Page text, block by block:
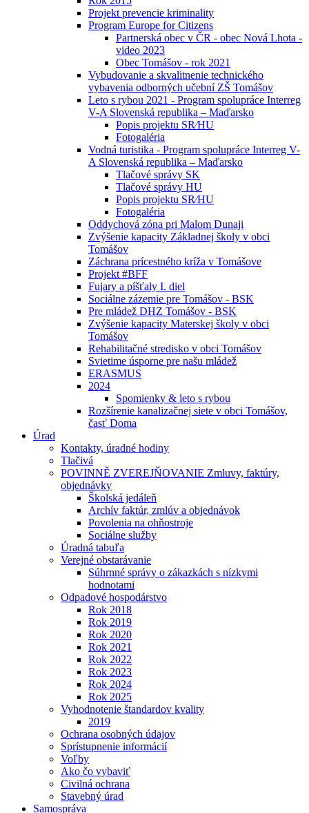
Projekt prevencie kriminality
Program Europe for Citizens
Partnerská obec v ČR - obec Nová Lhota -
video 2023
Obec Tomášov - rok 2021
Vybudovanie a skvalitnenie technického
vybavenia odborných učební ZŠ Tomášov
Leto s rybou 2021 - Program spolupráce Interreg
V-A Slovenská republika – Maďarsko
Popis projektu SR⁄HU
Fotogaléria
Vodná turistika - Program spolupráce Interreg V-
A Slovenská republika – Maďarsko
Tlačové správy SK
Tlačové správy HU
Popis projektu SR⁄HU
Fotogaléria
Oddychová zóna pri Malom Dunaji
Zvýšenie kapacity Základnej školy v obci
Tomášov
Záchrana prícestného kríža v Tomášove
Projekt #BFF
Fujary a píšťaly I. diel
Sociálne zázemie pre Tomášov - BSK
Pre mládež DHZ Tomášov - BSK
Zvýšenie kapacity Materskej školy v obci
Tomášov
Rehabilitačné stredisko v obci Tomášov
Svietime úsporne pre našu mládež
ERASMUS
2024
Spomienky & leto s rybou
Rozšírenie kanalizačnej siete v obci Tomášov,
časť Doma
Úrad
Kontakty, úradné hodiny
Tlačivá
POVINNĚ ZVEREJŇOVANIE Zmluvy, faktúry,
objednávky
Školská jedáleň
Archív faktúr, zmlúv a objednávok
Povolenia na ohňostroje
Sociálne služby
Úradná tabuľa
Verejné obstarávanie
Súhrnné správy o zákazkách s nízkymi
hodnotami
Odpadové hospodárstvo
Rok 2018
Rok 2019
Rok 2020
Rok 2021
Rok 2022
Rok 2023
Rok 2024
Rok 2025
Vyhodnotenie štandardov kvality
2019
Ochrana osobných údajov
Sprístupnenie informácií
Voľby
Ako čo vybaviť
Civilná ochrana
Stavebný úrad
Samospráva